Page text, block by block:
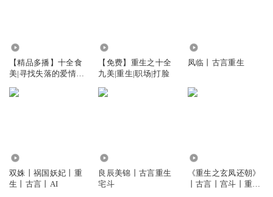
为什么，不更了。不要啊，主播快更新啊啊啊啊
回复 2024-07-02
这是断更的节奏嘛？
回复 2023-10-27 2
【精品多播】十全食
美|寻找失落的爱情著
家
【免费】重生之十全
九美|重生|职场|打脸
凤临丨古言重生
双姝丨祸国妖妃丨重
生丨古言丨AI
良辰美锦丨古言重生
宅斗
《重生之玄凤还朝》
丨古言丨宫斗丨重生